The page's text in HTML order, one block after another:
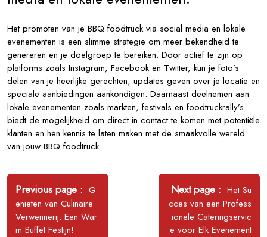
Het promoten van je BBQ foodtruck via social media en lokale
evenementen is een slimme strategie om meer bekendheid te
genereren en je doelgroep te bereiken. Door actief te zijn op
platforms zoals Instagram, Facebook en Twitter, kun je foto’s
delen van je heerlijke gerechten, updates geven over je locatie en
speciale aanbiedingen aankondigen. Daarnaast deelnemen aan
lokale evenementen zoals markten, festivals en foodtruckrally’s
biedt de mogelijkheid om direct in contact te komen met potentiële
klanten en hen kennis te laten maken met de smaakvolle wereld
van jouw BBQ foodtruck.
Bericht
navigatie
Previous page
Older
Posts
G
enieten van Culinaire
Verwennerij: Een War
m Buffet Festijn!
Next page
Newer
Posts
Het Su
cces van een Profess
ionele Cateringservic
e voor Elk Evenement